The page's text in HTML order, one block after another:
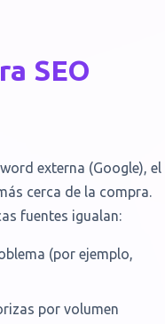
SEO
externa (Google), el
cerca de la compra.
fuentes igualan:
(por ejemplo,
por volumen